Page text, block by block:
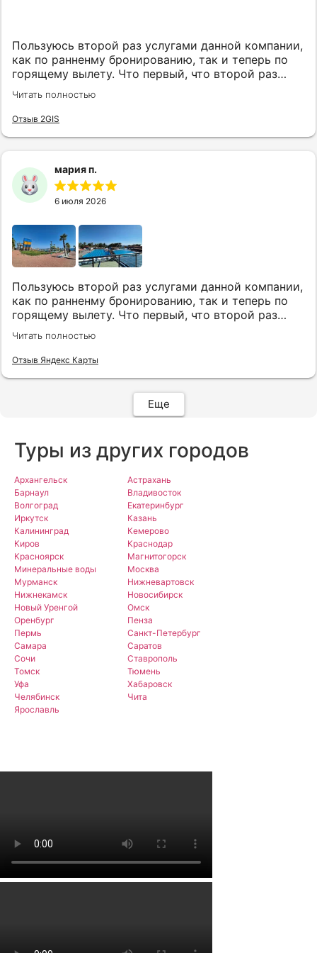
Пользуюсь второй раз услугами данной компании,
как по ранненму бронированию, так и теперь по
горящему вылету. Что первый, что второй раз
путёвки подобраны под наши индивидуальные
запросы идеально. Работаем с менеджером Анной
Макеевой, всегда на связи, всё чётко и быстро
Читать полностью
Отзыв 2GIS
мария п.
6 июля 2026
Пользуюсь второй раз услугами данной компании,
как по ранненму бронированию, так и теперь по
горящему вылету. Что первый, что второй раз
путёвки подобраны под наши индивидуальные
запросы идеально. Работаем с менеджером Анной
Макеевой, всегда на связи, всё чётко и быстро
Читать полностью
Отзыв Яндекс Карты
Еще
Туры из других городов
Архангельск
Астрахань
Барнаул
Владивосток
Волгоград
Екатеринбург
Иркутск
Казань
Калининград
Кемерово
Киров
Краснодар
Красноярск
Магнитогорск
Минеральные воды
Москва
Мурманск
Нижневартовск
Нижнекамск
Новосибирск
Новый Уренгой
Омск
Оренбург
Пенза
Пермь
Санкт-Петербург
Самара
Саратов
Сочи
Ставрополь
Томск
Тюмень
Уфа
Хабаровск
Челябинск
Чита
Ярославль